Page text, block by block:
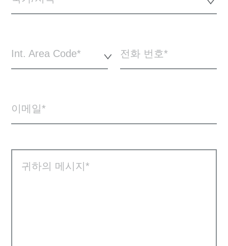
Int. Area Code* 전화 번호
이메일
귀하의 메시지